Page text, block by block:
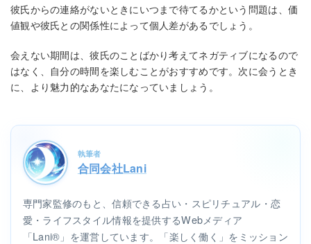
彼氏からの連絡がないときにいつまで待てるかという問題は、価
値観や彼氏との関係性によって個人差があるでしょう。
会えない期間は、彼氏のことばかり考えてネガティブになるので
はなく、自分の時間を楽しむことがおすすめです。次に会うとき
に、より魅力的なあなたになっていましょう。
執筆者
合同会社Lani
専門家監修のもと、信頼できる占い・スピリチュアル・恋
愛・ライフスタイル情報を提供するWebメディア
「Lani®」を運営しています。「楽しく働く」をミッション